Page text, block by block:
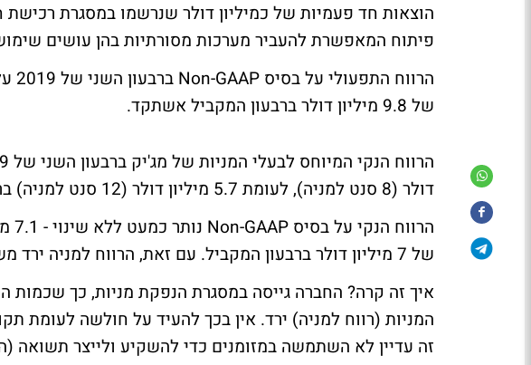
פיתוח המאפשרת להעביר מערכות מסורתיות בהן עושים
של 9.8 מיליון דולר ברבעון המקביל אשתקד.
דולר (8 סנט למניה), לעומת 5.7 מיליון דולר (12 סנט למניה) ברבעון מקביל.
של 7 מיליון דולר ברבעון המקביל. עם זאת, הרווח למניה ירד משמעותית (16 סנט למניה).
איך זה קרה? החברה גייסה במסגרת הנפקת מניות, כך שכמות
המניות (רווח למניה) ירד. אין בכך להעיד על חולשה
זה עדיין לא השתמשה במזומנים כדי להשקיע ולייצר תשואה